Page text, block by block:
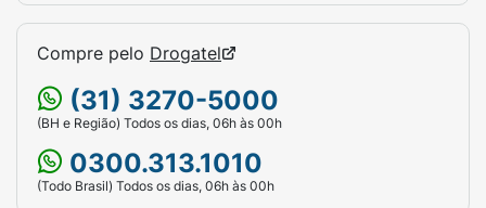
Compre pelo Drogatel
(31) 3270-5000
(BH e Região) Todos os dias, 06h às 00h
0300.313.1010
(Todo Brasil) Todos os dias, 06h às 00h